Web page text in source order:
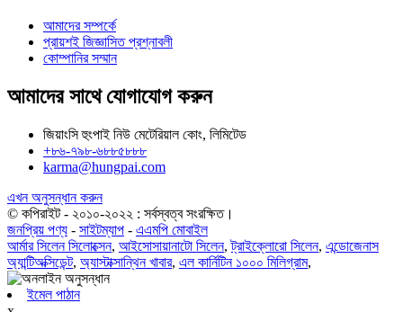
আমাদের সম্পর্কে
প্রায়শই জিজ্ঞাসিত প্রশ্নাবলী
কোম্পানির সম্মান
আমাদের সাথে যোগাযোগ করুন
জিয়াংসি হুংপাই নিউ মেটেরিয়াল কোং, লিমিটেড
+৮৬-৭৯৮-৬৮৮৫৮৮৮
karma@hungpai.com
এখন অনুসন্ধান করুন
© কপিরাইট - ২০১০-২০২২ : সর্বস্বত্ব সংরক্ষিত।
জনপ্রিয় পণ্য - সাইটম্যাপ - এএমপি মোবাইল
আর্মার সিলেন সিলোক্সেন, আইসোসায়ানাটো সিলেন,ট্রাইক্লোরো সিলেন, এন্ডোজেনাস
অ্যান্টিঅক্সিডেন্ট, অ্যাস্টাক্সান্থিন খাবার, এল কার্নিটিন ১০০০ মিলিগ্রাম,
ইমেল পাঠান